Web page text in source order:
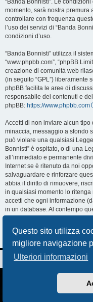
Questo sito utilizza
migliore navigazione
Ulteriori informazioni
momento, sarà nostra premura
controllare con frequenza
l’uso dei servizi di “Banda
condizioni d’uso.
“Banda Bonnisti” utilizza il
“www.phpbb.com”, “phpBB
creazione di comunità web
(in seguito “GPL”) liberamente
phpBB facilita le aree di
responsabile dei contenuti e
phpBB: https://www.phpbb.com
Accetti di non inviare alcun
minaccia, messaggio a sfondo
può violare una qualsiasi
Bonnisti” è ospitato, o di una
all’immediato e permanente
Internet se è ritenuto da noi
salvaguardare e rinforzare
abbia il diritto di rimuovere,
in qualsiasi momento lo
accetti che ogni informazione
in un database. Al contempo
nessuno senza il tuo
responsabili per qualsiasi
queste informazioni.
Sito Web Forum